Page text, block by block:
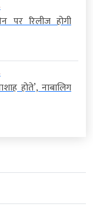
पर रिलीज होगी
होते’, नाबालिग